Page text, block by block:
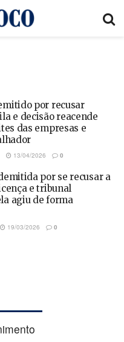
por recusar
e decisão reacende
das empresas e
13/04/2026 0
por se recusar a
e tribunal
agiu de forma
19/03/2026 0